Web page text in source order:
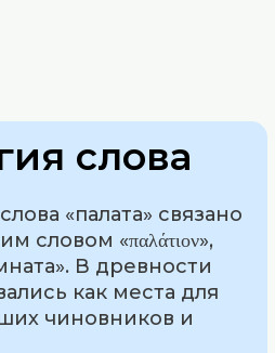
слова
«палата» связано
словом «παλάτιον»,
В древности
как места для
чиновников и